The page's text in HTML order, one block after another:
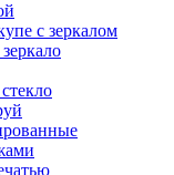
с зеркалом